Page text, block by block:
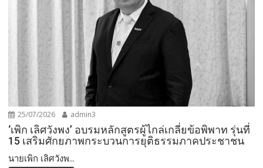
25/07/2026 admin3
‘เพิก เลิศวังพง’ อบรมหลักสูตรผู้ไกล่เกลี่ยข้อพิพาท รุ่นที่
15 เสริมศักยภาพกระบวนการยุติธรรมภาคประชาชน
นายเพิก เลิศวังพ...